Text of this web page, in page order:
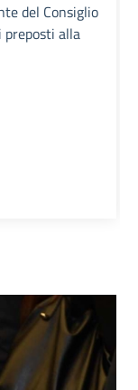
del Consiglio
alla